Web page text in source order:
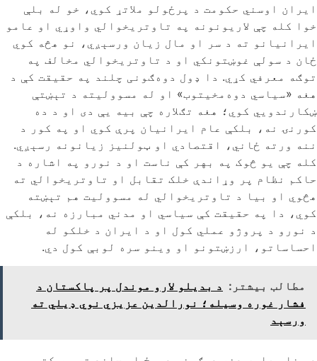
ایران اوسني حکومت د پرځولو ملاتړ کوي، خو له بلې
خوا کله چې لاریونونه په تاوتریخوالي واوړي او عامو
ایرانیانو ته د سر او مال زیان ورسېږي، نو هڅه کوي
ځان د سولې غوښتونکي او د تاوتریخوالي مخالف په
توګه معرفي کړي. دا ډول دوه‌ګونی چلند په حقیقت کې د
هغه «سیاسي دوه‌مخیتوب» او له مسوولیته د تېښتې
ښکارندویي کوي؛ هغه تګلاره چې بیه یې دی او د ده
کورنۍ نه، بلکې عام ایرانیان پرې کوي او په کور د
ننه ورته ځاني، اقتصادي او ټولنیز زیانونه رسېږي.
کله چې یو څوک په بهر کې ناست او د نورو په اشاره د
حاکم نظام پر وړاندې خلک تقابل او تاوتریخوالي ته
هڅوي او بیا د تاوتریخوالي له مسوولیت هم تېښته
کوي، دا په حقیقت کې سیاسي او مدني مبارزه نه، بلکې
د نورو د پروژو عملي کول او د ایران د خلکو له
احساساتو، ارزښتونو او وینو سره لوبې کول دي.
مطالب بیشتر: د بدیلو لارو موندل پر پاکستان د
فشار غوره وسیله؛ نورالدین عزیزي نوي ډیلي ته
ورسېد